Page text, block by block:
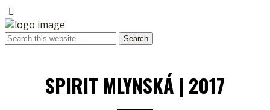
SPIRIT MLYNSKÁ | 2017